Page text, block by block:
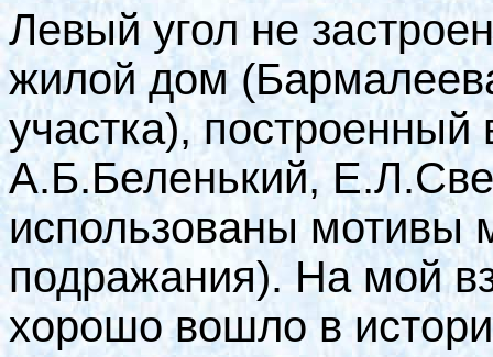
Левый угол не
жилой дом
участка), построенный
А.Б.Беленький,
использованы мотивы
подражания). На мой
хорошо вошло в